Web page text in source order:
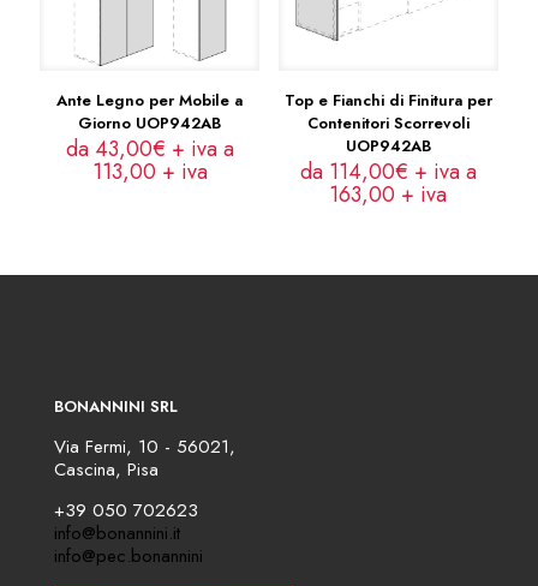
Ante Legno per Mobile a
Giorno UOP942AB
da 43,00€ + iva a
113,00 + iva
Top e Fianchi di Finitura per
Contenitori Scorrevoli
UOP942AB
da 114,00€ + iva a
163,00 + iva
BONANNINI SRL
Via Fermi, 10 - 56021,
Cascina, Pisa
+39 050 702623
info@bonannini.it
info@pec.bonannini